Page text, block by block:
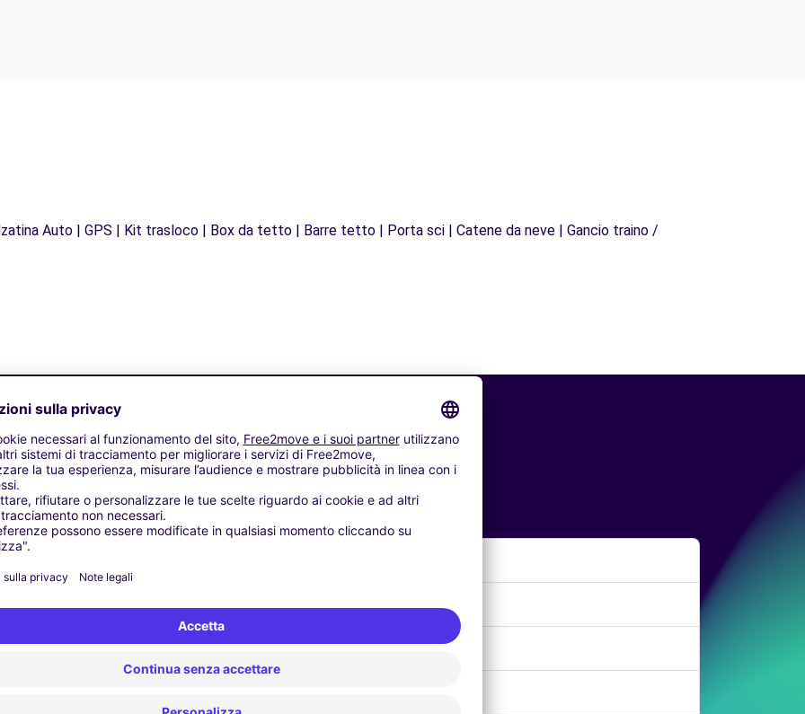
Auto | GPS | Kit trasloco | Box da tetto | Barre tetto | Porta sci | Catene da neve | Gancio traino /
Agenzie simili
(P)
- TASSIN LA DEMI LUNE (P)